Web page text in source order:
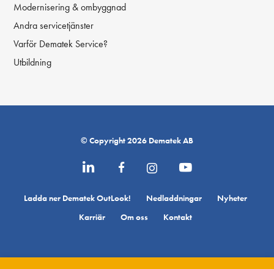
Modernisering & ombyggnad
Andra servicetjänster
Varför Dematek Service?
Utbildning
© Copyright 2026 Dematek AB
Ladda ner Dematek OutLook! Nedladdningar
Nyheter
Karriär
Om oss Kontakt